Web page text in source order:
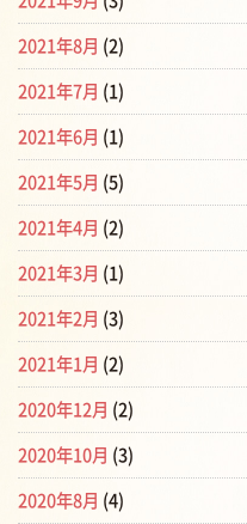
2021年8月 (2)
2021年7月 (1)
2021年6月 (1)
2021年5月 (5)
2021年4月 (2)
2021年3月 (1)
2021年2月 (3)
2021年1月 (2)
2020年12月 (2)
2020年10月 (3)
2020年8月 (4)